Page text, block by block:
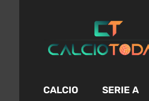
contenuto
CALCIO SERIE A